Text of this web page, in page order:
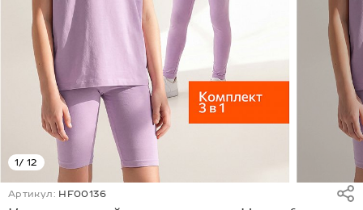
1/ 12
Артикул: HF00136